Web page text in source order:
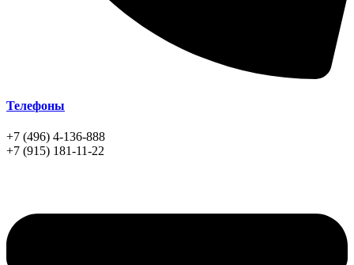
Телефоны
+7 (496) 4-136-888
+7 (915) 181-11-22